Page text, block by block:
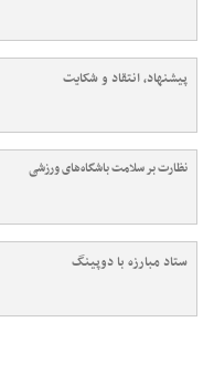
پیشنهاد، انتقاد و شکایت
نظارت بر سلامت باشگاه‌های ورزشی
ستاد مبارزه با دوپینگ